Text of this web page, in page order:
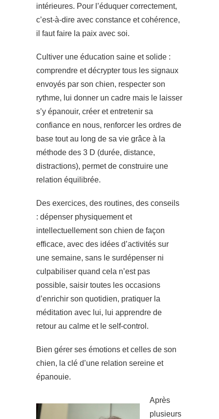
intérieures. Pour l’éduquer correctement,
c’est-à-dire avec constance et cohérence,
il faut faire la paix avec soi.
Cultiver une éducation saine et solide :
comprendre et décrypter tous les signaux
envoyés par son chien, respecter son
rythme, lui donner un cadre mais le laisser
s’y épanouir, créer et entretenir sa
confiance en nous, renforcer les ordres de
base tout au long de sa vie grâce à la
méthode des 3 D (durée, distance,
distractions), permet de construire une
relation équilibrée.
Des exercices, des routines, des conseils
: dépenser physiquement et
intellectuellement son chien de façon
efficace, avec des idées d’activités sur
une semaine, sans le surdépenser ni
culpabiliser quand cela n’est pas
possible, saisir toutes les occasions
d’enrichir son quotidien, pratiquer la
méditation avec lui, lui apprendre de
retour au calme et le self-control.
Bien gérer ses émotions et celles de son
chien, la clé d’une relation sereine et
épanouie.
Après
plusieurs